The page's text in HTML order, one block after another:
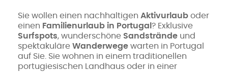
Sie wollen einen nachhaltigen Aktivurlaub oder
einen Familienurlaub in Portugal ? Exklusive
Surfspots, wunderschöne Sandstrände und
spektakuläre Wanderwege warten in Portugal
auf Sie. Sie wohnen in einem traditionellen
portugiesischen Landhaus oder in einer